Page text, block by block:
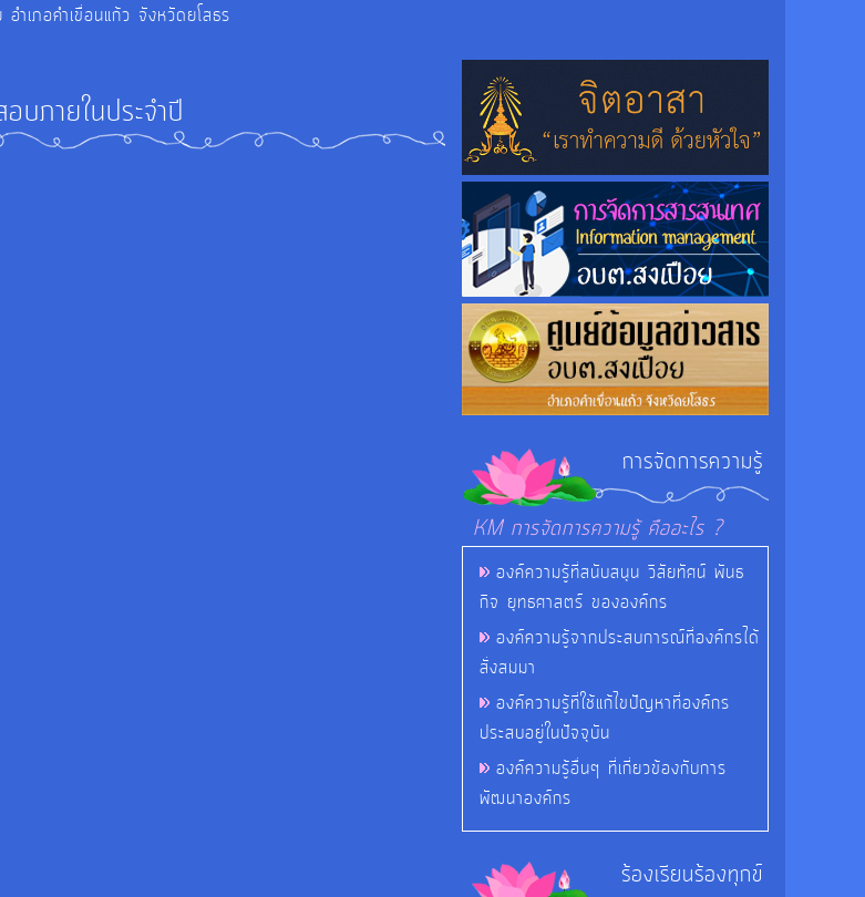
ำเภอคำเขื่อนแก้ว จังหวัดยโสธร
บภายในประจำปี
การจัดการความรู้
KM การจัดการความรู้ คืออะไร ?
องค์ความรู้ที่สนับสนุน วิสัยทัศน์ พันธ
กิจ ยุทธศาสตร์ ขององค์กร
องค์ความรู้จากประสบการณ์ที่องค์กรได้
สั่งสมมา
องค์ความรู้ที่ใช้แก้ไขปัญหาที่องค์กร
ประสบอยู่ในปัจจุบัน
องค์ความรู้อื่นๆ ที่เกี่ยวข้องกับการ
พัฒนาองค์กร
ร้องเรียนร้องทุกข์